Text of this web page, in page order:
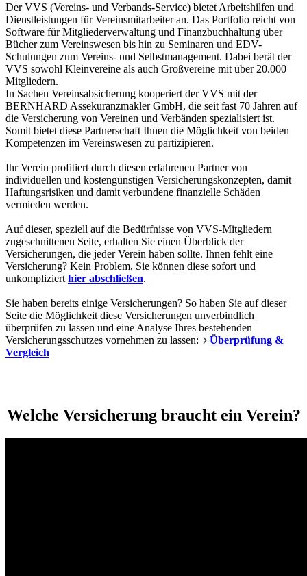
Der VVS (Vereins- und Verbands-Service) bietet Arbeitshilfen und
Dienstleistungen für Vereinsmitarbeiter an. Das Portfolio reicht von
Software für Mitgliederverwaltung und Finanzbuchhaltung über
Bücher zum Vereinswesen bis hin zu Seminaren und EDV-
Schulungen zum Vereins- und Selbstmanagement. Dabei berät der
VVS sowohl Kleinvereine als auch Großvereine mit über 20.000
Mitgliedern.
In Sachen Vereinsabsicherung kooperiert der VVS mit der
BERNHARD Assekuranzmakler GmbH, die seit fast 70 Jahren auf
die Versicherung von Vereinen und Verbänden spezialisiert ist.
Somit bietet diese Partnerschaft Ihnen die Möglichkeit von beiden
Kompetenzen im Vereinswesen zu partizipieren.
Ihr Verein profitiert durch diesen erfahrenen Partner von
individuellen und kostengünstigen Versicherungskonzepten, damit
Haftungsrisiken und damit verbundene finanzielle Schäden
vermieden werden.
Auf dieser, speziell auf die Bedürfnisse von VVS-Mitgliedern
zugeschnittenen Seite, erhalten Sie einen Überblick der
Versicherungen, die jeder Verein haben sollte. Ihnen fehlt eine
Versicherung? Kein Problem, Sie können diese sofort und
unkompliziert hier abschließen.
Sie haben bereits einige Versicherungen? So haben Sie auf dieser
Seite die Möglichkeit diese Versicherungen unverbindlich
überprüfen zu lassen und eine Analyse Ihres bestehenden
Versicherungsschutzes vornehmen zu lassen:
Überprüfung &
Vergleich
Welche Versicherung braucht ein Verein?